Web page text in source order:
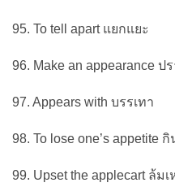
95. To tell apart แยกแยะ
96. Make an appearance ป
97. Appears with บรรเทา
98. To lose one’s appetite
99. Upset the applecart ล้ม